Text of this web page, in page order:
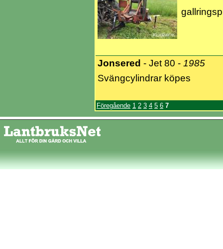
Jonsered - Jet 80 - 1985
Svängcylindrar köpes
Föregående 1 2 3 4 5 6 7